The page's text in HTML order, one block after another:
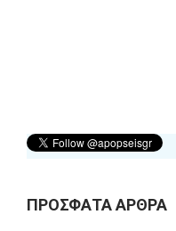
ΠΡΟΣΦΑΤΑ ΑΡΘΡΑ